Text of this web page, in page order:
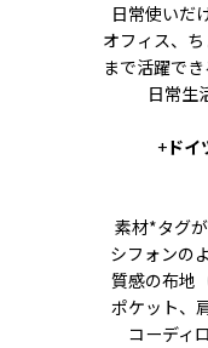
日常使いだ
オフィス、
まで活躍で
日常生
+ド
素材*タグ
シフォンの
質感の布地
ポケット、
コーディ